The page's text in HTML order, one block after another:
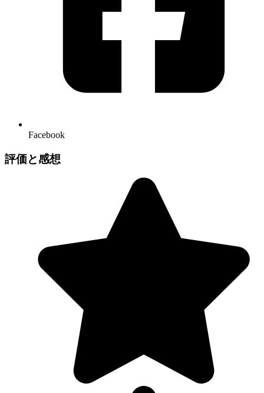
Facebook
評価と感想